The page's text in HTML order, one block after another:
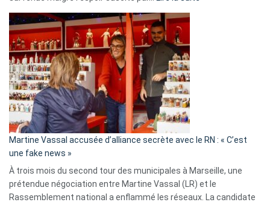
Algérie
Martine Vassal accusée d’alliance secrète avec le RN : « C’est
une fake news »
À trois mois du second tour des municipales à Marseille, une
prétendue négociation entre Martine Vassal (LR) et le
Rassemblement national a enflammé les réseaux. La candidate